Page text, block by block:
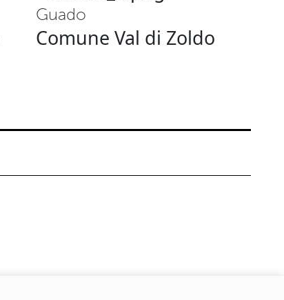
Guado
Comune Val di Zoldo